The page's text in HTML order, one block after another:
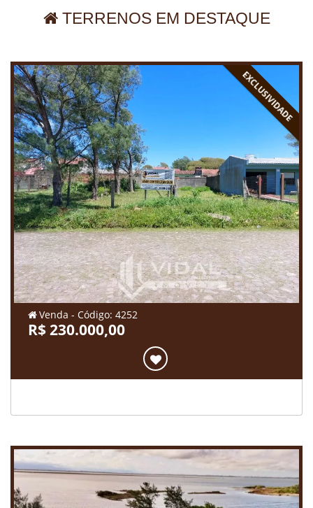
TERRENOS EM DESTAQUE
EXCLUSIVIDADE
Venda - Código: 4252
R$ 230.000,00